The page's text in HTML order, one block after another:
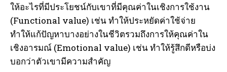
ให้อะไรที่มีประโยชน์กับเขาที่มีคุณค่าในเชิงการใช้งาน
(Functional value) เช่น ทำให้ประหยัดค่าใช้จ่าย
ทำให้แก้ปัญหาบางอย่างในชีวิตรวมถึงการให้คุณค่าใน
เชิงอารมณ์ (Emotional value) เช่น ทำให้รู้สึกดีหรือบ่ง
บอกว่าตัวเขามีความสำคัญ